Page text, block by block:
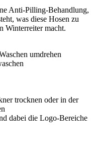
Anti-Pilling-Behandlung,
was diese Hosen zu
Winterreiter macht.
umdrehen
trocknen oder in der
dabei die Logo-Bereiche